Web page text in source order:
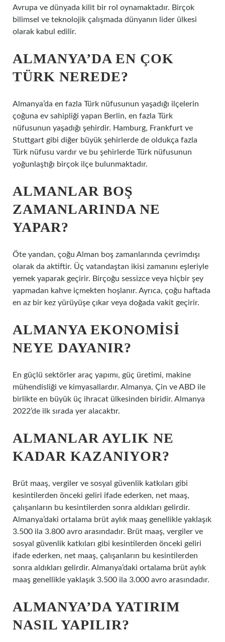
Avrupa ve dünyada kilit bir rol oynamaktadır. Birçok
bilimsel ve teknolojik çalışmada dünyanın lider ülkesi
olarak kabul edilir.
ALMANYA’DA EN ÇOK
TÜRK NEREDE?
Almanya’da en fazla Türk nüfusunun yaşadığı ilçelerin
çoğuna ev sahipliği yapan Berlin, en fazla Türk
nüfusunun yaşadığı şehirdir. Hamburg, Frankfurt ve
Stuttgart gibi diğer büyük şehirlerde de oldukça fazla
Türk nüfusu vardır ve bu şehirlerde Türk nüfusunun
yoğunlaştığı birçok ilçe bulunmaktadır.
ALMANLAR BOŞ
ZAMANLARINDA NE
YAPAR?
Öte yandan, çoğu Alman boş zamanlarında çevrimdışı
olarak da aktiftir. Üç vatandaştan ikisi zamanını eşleriyle
yemek yaparak geçirir. Birçoğu sessizce veya hiçbir şey
yapmadan kahve içmekten hoşlanır. Ayrıca, çoğu haftada
en az bir kez yürüyüşe çıkar veya doğada vakit geçirir.
ALMANYA EKONOMISI
NEYE DAYANIR?
En güçlü sektörler araç yapımı, güç üretimi, makine
mühendisliği ve kimyasallardır. Almanya, Çin ve ABD ile
birlikte en büyük üç ihracat ülkesinden biridir. Almanya
2022’de ilk sırada yer alacaktır.
ALMANLAR AYLIK NE
KADAR KAZANIYOR?
Brüt maaş, vergiler ve sosyal güvenlik katkıları gibi
kesintilerden önceki geliri ifade ederken, net maaş,
çalışanların bu kesintilerden sonra aldıkları gelirdir.
Almanya’daki ortalama brüt aylık maaş genellikle yaklaşık
3.500 ila 3.800 avro arasındadır. Brüt maaş, vergiler ve
sosyal güvenlik katkıları gibi kesintilerden önceki geliri
ifade ederken, net maaş, çalışanların bu kesintilerden
sonra aldıkları gelirdir. Almanya’daki ortalama brüt aylık
maaş genellikle yaklaşık 3.500 ila 3.000 avro arasındadır.
ALMANYA’DA YATIRIM
NASIL YAPILIR?